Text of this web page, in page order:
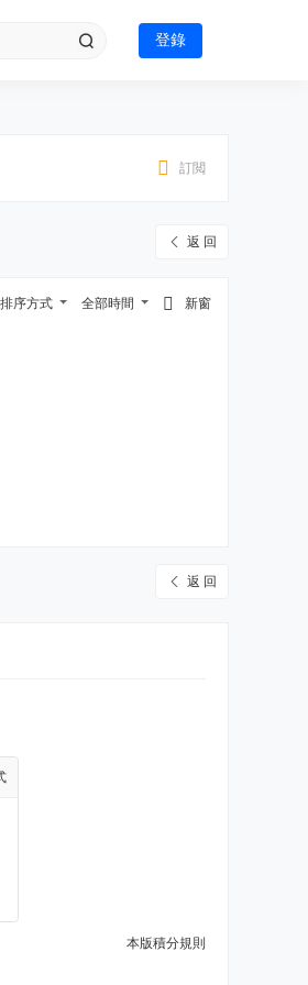
登錄
訂閲
返 回
新窗
全部時間
排序方式
返 回
本版積分規則